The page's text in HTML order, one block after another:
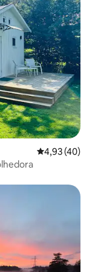
Classificação
4,93 (40)